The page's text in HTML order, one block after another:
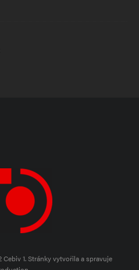
Cebiv 1.Stránky vytvořila a spravuje